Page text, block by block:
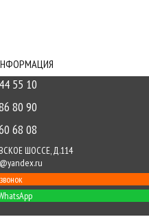
55 10
80 90
68 08
ШОССЕ, Д.114